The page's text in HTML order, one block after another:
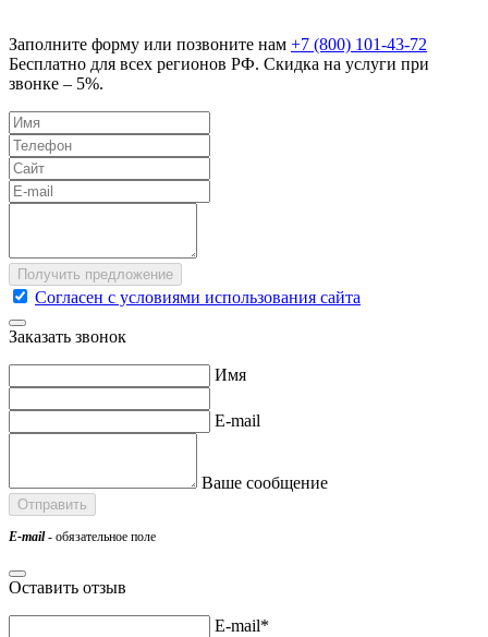
Заполните форму или позвоните нам +7 (800) 101-43-72
Бесплатно для всех регионов РФ. Скидка на услуги при
звонке – 5%.
Согласен с условиями использования сайта
Заказать звонок
Имя
E-mail
Ваше сообщение
E-mail- обязательное поле
Оставить отзыв
E-mail*